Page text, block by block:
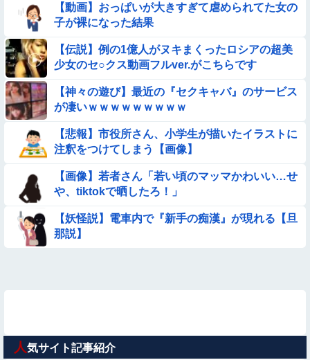
【動画】おっぱいが大きすぎて虐められてた女の
子が裸になった結果
【伝説】例の1億人がヌキまくったロシアの超美
少女のセ○クス動画フルver.がこちらです
【神々の遊び】最近の『セクキャバ』のサービス
が凄いｗｗｗｗｗｗｗｗｗ
【悲報】市役所さん、小学生が描いたイラストに
注釈をつけてしまう【画像】
【画像】若者さん「若い頃のマッマかわいい…せ
や、tiktokで晒したろ！」
【妖怪説】電車内で『新手の痴漢』が現れる【旦
那説】
人気サイト記事紹介